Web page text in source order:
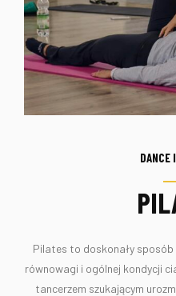
DANCE
Pilates to doskonały
równowagi i ogólnej kondycji
tancerzem szukającym